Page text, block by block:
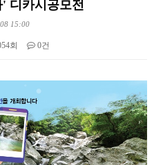
디카시공모전
15:00
회 0건